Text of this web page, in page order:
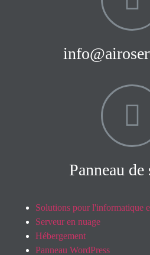
Panneau de
Solutions pour l'informatique
Serveur en nuage
Hébergement
Panneau WordPress